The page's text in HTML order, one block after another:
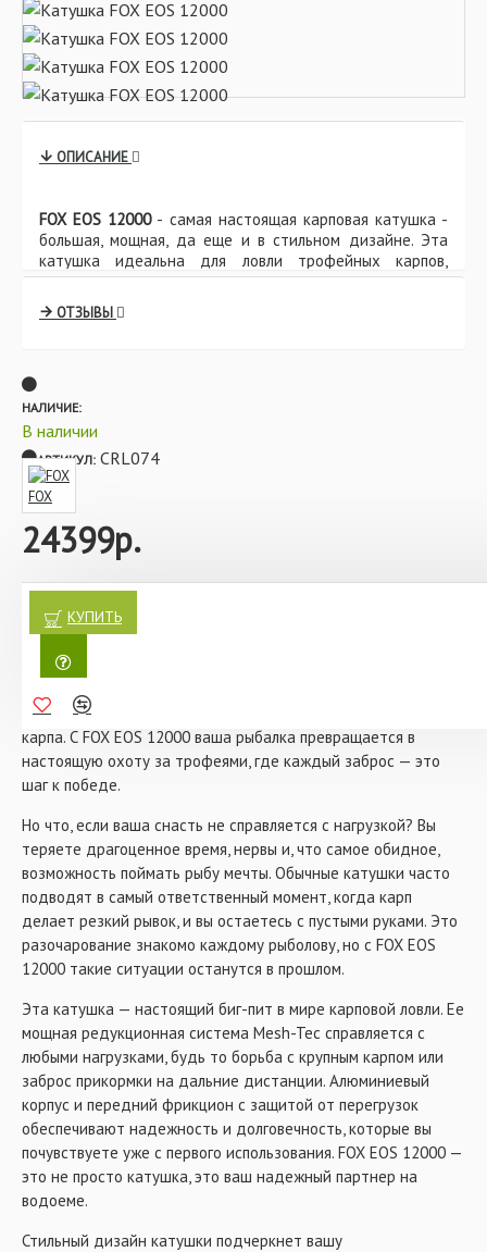
ОПИСАНИЕ
FOX EOS 12000- самая настоящая карповая катушка -
большая, мощная, да еще и в стильном дизайне. Эта
катушка идеальна для ловли трофейных карпов,
мощная редукционная система Mesh-Tec справится с
любыми нагрузками. Катушка EOS 12000 прекрасно
сочетается с прикормочными (сподовыми) удилищами,
функционала катушка может смело может носить
звание биг-пит. Каждый элемент катушки максимально
грязи, а шарикоподшипники из нержавеющей стали
обеспечивают плавный ход, даже при повышенных
нагрузках.
Характеристики:
- Подходит для классической ловли, а также в качестве
сподовой катушки
- Быстрый передний фрикцион с защитой от попадания
грязи
- Шпуля с бортиком Pro Cast
- Подпружиненная клипса для лески
- Свободный колеблющийся ролик
- Редукционная система Mesh-Tec
- Противооткатная система
- Система CNS
- 7 шарикоподшипников из нержавеющей стали + 1
роликовый подшипник
- Передаточное число 4.5:1
- Лесоемкость шпули: 0.34мм - 375м; 0.39мм - 300м;
0.42мм - 275м
- Вес: 744 гр
ОТЗЫВЫ
24399р.
НАЛИЧИЕ:
В наличии
АРТИКУЛ: CRL074
FOX
КУПИТЬ
Катушка FOX EOS 12000 — это не просто снасть, это
настоящий шедевр инженерной мысли, созданный для тех,
кто ценит мощь, стиль и безупречную функциональность.
Представьте себе момент, когда вы стоите на берегу
вас инструмент, способный покорить даже самого крупного
карпа. С FOX EOS 12000 ваша рыбалка превращается в
настоящую охоту за трофеями, где каждый заброс — это
шаг к победе.
Но что, если ваша снасть не справляется с нагрузкой? Вы
теряете драгоценное время, нервы и, что самое обидное,
возможность поймать рыбу мечты. Обычные катушки часто
подводят в самый ответственный момент, когда карп
делает резкий рывок, и вы остаетесь с пустыми руками. Это
разочарование знакомо каждому рыболову, но с FOX EOS
12000 такие ситуации останутся в прошлом.
Эта катушка — настоящий биг-пит в мире карповой ловли. Ее
мощная редукционная система Mesh-Tec справляется с
любыми нагрузками, будь то борьба с крупным карпом или
заброс прикормки на дальние дистанции. Алюминиевый
корпус и передний фрикцион с защитой от перегрузок
обеспечивают надежность и долговечность, которые вы
почувствуете уже с первого использования. FOX EOS 12000 —
это не просто катушка, это ваш надежный партнер на
водоеме.
Стильный дизайн катушки подчеркнет вашу